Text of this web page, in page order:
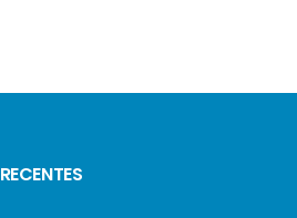
RECENTES